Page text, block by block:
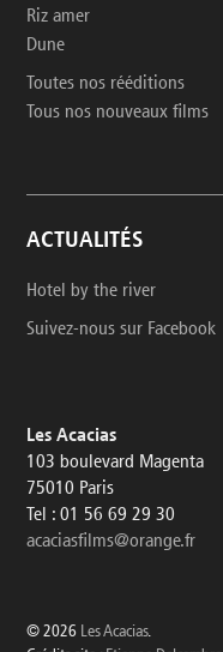
Riz amer
Dune
Toutes nos rééditions
Tous nos nouveaux films
ACTUALITÉS
Hotel by the river
Suivez-nous sur Facebook
Les Acacias
103 boulevard Magenta
75010 Paris
Tel : 01 56 69 29 30
acaciasfilms@orange.fr
© 2026 Les Acacias.